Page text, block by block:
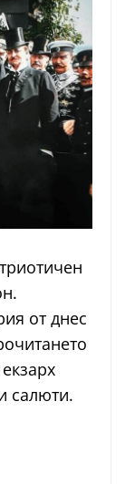
от днес
салюти.